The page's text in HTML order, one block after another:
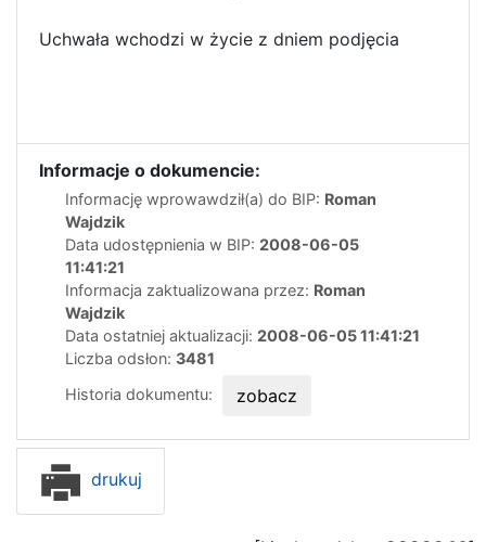
Uchwała wchodzi w życie z dniem podjęcia
Informacje o dokumencie:
Informację wprowawdził(a) do BIP: Roman
Wajdzik
Data udostępnienia w BIP: 2008-06-05
11:41:21
Informacja zaktualizowana przez: Roman
Wajdzik
Data ostatniej aktualizacji: 2008-06-05 11:41:21
Liczba odsłon: 3481
Historia dokumentu:
zobacz
drukuj